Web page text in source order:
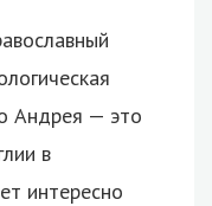
Андрея — это
в
интересно